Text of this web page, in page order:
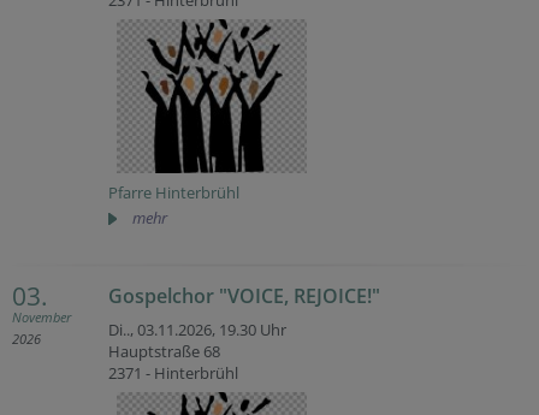
Pfarre Hinterbrühl
mehr
03.
November
2026
Gospelchor "VOICE, REJOICE!"
Di.., 03.11.2026, 19.30 Uhr
Hauptstraße 68
2371 - Hinterbrühl